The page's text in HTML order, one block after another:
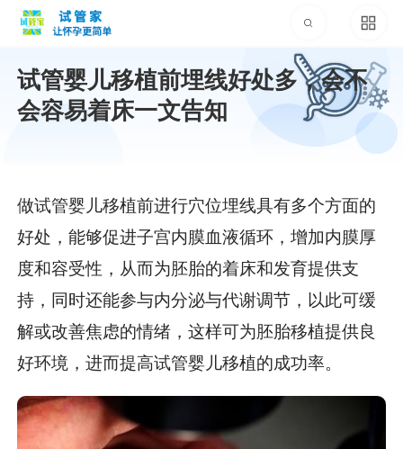
试管婴儿移植前埋线好处多，会不
会容易着床一文告知
做试管婴儿移植前进行穴位埋线具有多个方面的
好处，能够促进子宫内膜血液循环，增加内膜厚
度和容受性，从而为胚胎的着床和发育提供支
持，同时还能参与内分泌与代谢调节，以此可缓
解或改善焦虑的情绪，这样可为胚胎移植提供良
好环境，进而提高试管婴儿移植的成功率。